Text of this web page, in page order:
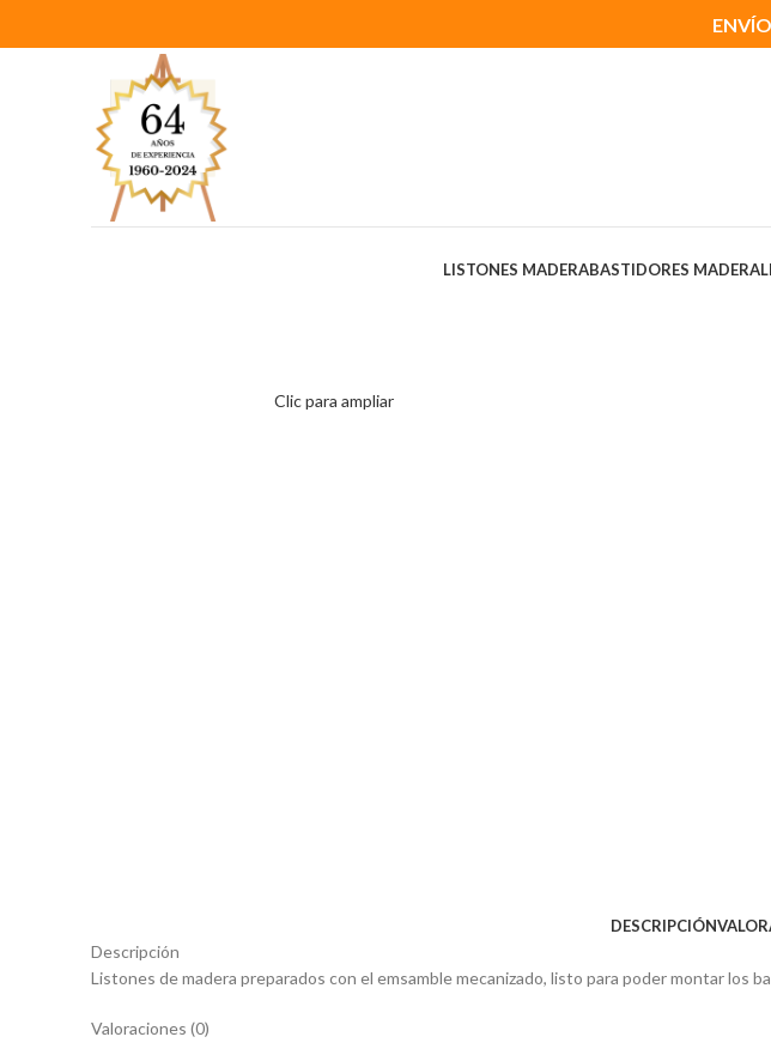
LISTONES MADERABASTIDORES MADERA
Clic para ampliar
DESCRIPCIÓN
Descripción
Listones de madera preparados con el emsamble mecanizado, listo para poder montar los
Valoraciones (0)